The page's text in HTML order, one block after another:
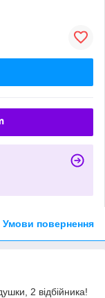
Умови повернення
2 відбійника!